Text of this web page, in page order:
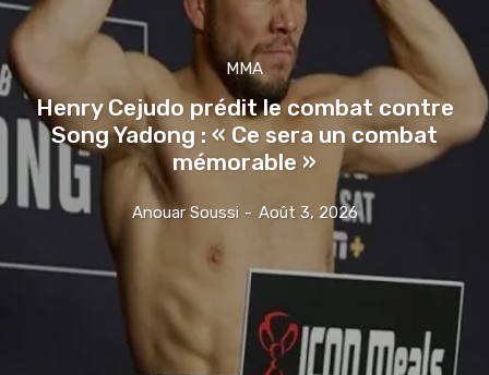
MMA
Henry Cejudo prédit le combat contre
Song Yadong : « Ce sera un combat
mémorable »
Anouar Soussi - Août 3, 2026